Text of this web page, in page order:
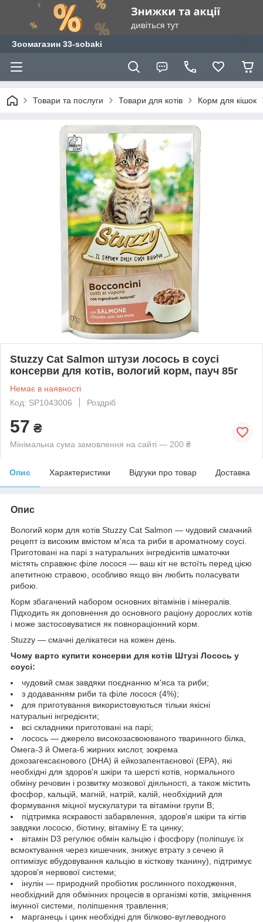
Зоомагазин 33-sobaki
Товари та послуги Товари для котів Корм для кішок
Stuzzy Cat Salmon штузи лосось в соусі
консерви для котів, вологий корм, пауч 85г
Немає в наявності
Код: SP1043006
Роздріб
57 ₴
Мінімальна сума замовлення на сайті — 200 ₴
Опис Характеристики Відгуки про товар Доставка
Опис
Вологий корм для котів Stuzzy Cat Salmon — чудовий смачний
рецепт із високим вмістом м'яса та риби в ароматному соусі.
Приготовані на парі з натуральних інгредієнтів шматочки
містять справжнє філе лосося — ваш кіт не встоїть перед цією
апетитною стравою, особливо якщо він любить поласувати
рибою.
Корм збагачений набором основних вітамінів і мінералів.
Підходить як доповнення до основного раціону дорослих котів
і може застосовуватися як повнораціонний корм.
Stuzzy — смачні делікатеси на кожен день.
Чому варто купити консерви для котів Штузі Лосось у
соусі:
чудовий смак завдяки поєднанню м'яса та риби;
з додаванням риби та філе лосося (4%);
для приготування використовуються тільки якісні
натуральні інгредієнти;
всі складники приготовані на парі;
лосось — джерело високозасвоюваного тваринного білка,
Омега-3 й Омега-6 жирних кислот, зокрема
докозагексаєнового (DHA) й ейкозапентаєнової (EPA), які
необхідні для здоров'я шкіри та шерсті котів, нормального
обміну речовин і розвитку мозкової діяльності, а також містить
фосфор, кальцій, магній, натрій, калій, необхідний для
формування міцної мускулатури та вітаміни групи В;
підтримка яскравості забарвлення, здоров'я шкіри та кігтів
завдяки лососю, біотину, вітаміну Е та цинку;
вітамін D3 регулює обмін кальцію і фосфору (поліпшує їх
всмоктування через кишечник, знижує втрату з сечею й
оптимізує вбудовування кальцію в кісткову тканину), підтримує
здоров'я нервової системи;
інулін — природний пробіотик рослинного походження,
необхідний для обмінних процесів в організмі котів, зміцнення
імунної системи, поліпшення травлення;
марганець і цинк необхідні для білково-вуглеводного